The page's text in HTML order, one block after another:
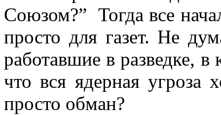
Союзом?” Тогда все
просто для газет. Не
работавшие в разведке,
что вся ядерная угроза
просто обман?